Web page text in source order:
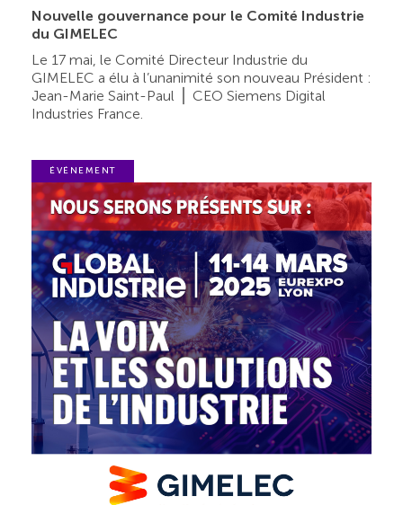
Nouvelle gouvernance pour le Comité Industrie
du GIMELEC
Le 17 mai, le Comité Directeur Industrie du
GIMELEC a élu à l’unanimité son nouveau Président :
Jean-Marie Saint-Paul ⎪ CEO Siemens Digital
Industries France.
ÉVÉNEMENT